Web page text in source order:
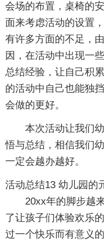
会场的布置，桌椅的
面来考虑活动的设置
有许多方面的不足，
因，在活动中出现一
总结经验，让自己积
的活动中自己也能独
会做的更好。
本次活动让我们
悟与总结，相信我们
一定会越办越好。
活动总结13
20xx年的脚步越
了让孩子们体验欢乐
过一个快乐而有意义
幼儿园的